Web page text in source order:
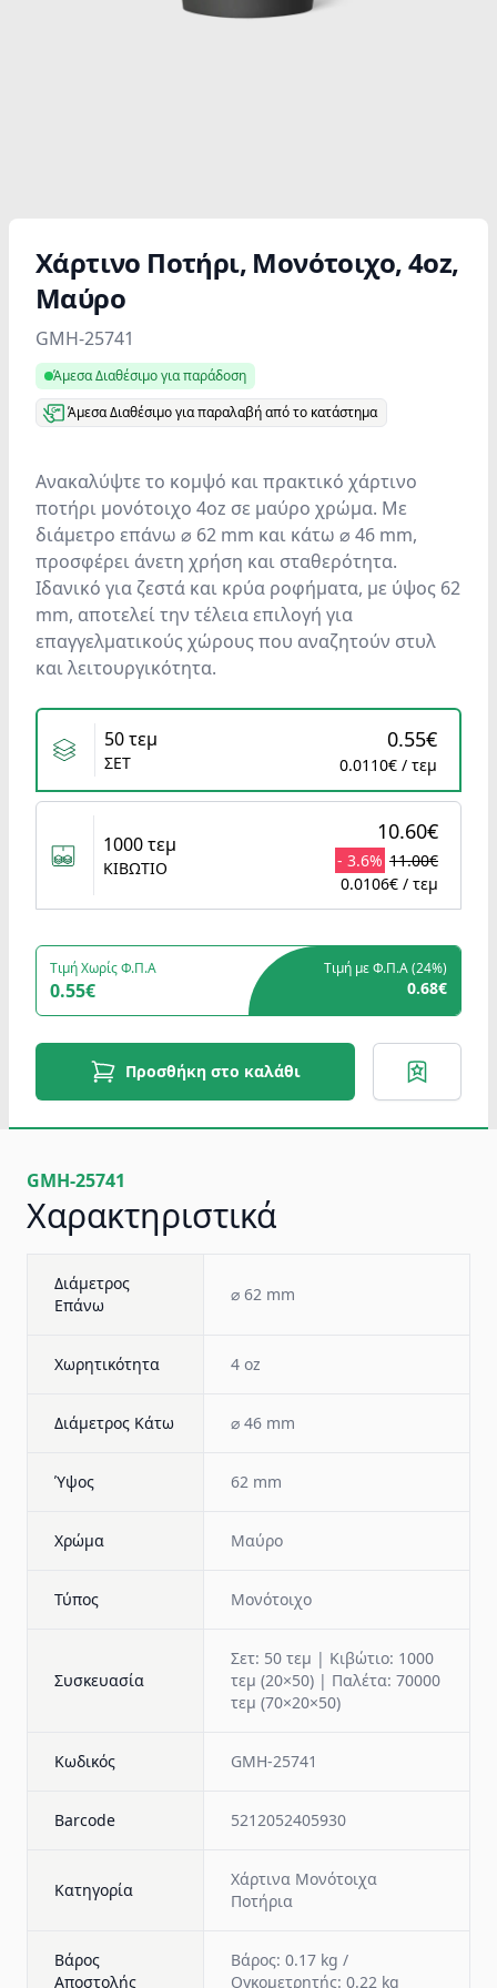
Xάρτινο Ποτήρι, Μονότοιχο, 4oz,
Μαύρο
Product information
GMH-25741
Άμεσα Διαθέσιμο για παράδοση
Άμεσα Διαθέσιμο για παραλαβή από το κατάστημα
Ανακαλύψτε το κομψό και πρακτικό χάρτινο
ποτήρι μονότοιχο 4oz σε μαύρο χρώμα. Με
διάμετρο επάνω ⌀ 62 mm και κάτω ⌀ 46 mm,
προσφέρει άνετη χρήση και σταθερότητα.
Ιδανικό για ζεστά και κρύα ροφήματα, με ύψος 62
mm, αποτελεί την τέλεια επιλογή για
επαγγελματικούς χώρους που αναζητούν στυλ
και λειτουργικότητα.
Variants
50 τεμ
ΣΕΤ
0.55€
0.0110€ / τεμ
1000 τεμ
ΚΙΒΩΤΙΟ
10.60€
- 3.6% 11.00€
0.0106€ / τεμ
Τιμή Χωρίς Φ.Π.Α
0.55€
Τιμή με Φ.Π.Α (24%)
0.68€
Προσθήκη στο καλάθι
GMH-25741
Χαρακτηριστικά
Διάμετρος
Επάνω
⌀ 62 mm
Χωρητικότητα 4 oz
Διάμετρος Κάτω ⌀ 46 mm
Ύψος 62 mm
Χρώμα Μαύρο
Τύπος Μονότοιχο
Συσκευασία
Σετ: 50 τεμ | Κιβώτιο: 1000
τεμ (20×50) | Παλέτα: 70000
τεμ (70×20×50)
Κωδικός GMH-25741
Barcode 5212052405930
Κατηγορία
Χάρτινα Μονότοιχα
Ποτήρια
Βάρος
Αποστολής
Βάρος: 0.17 kg /
Ογκομετρητής: 0.22 kg